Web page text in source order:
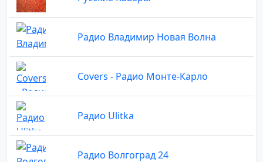
Радио Владимир Новая Волна
Covers - Радио Монте-Карло
Радио Ulitka
Радио Волгоград 24